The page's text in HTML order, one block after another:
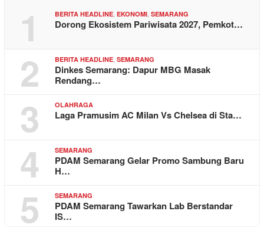
1 BERITA HEADLINE EKONOMI SEMARANG
Dorong Ekosistem Pariwisata 2027, Pemkot…
2 BERITA HEADLINE SEMARANG
Dinkes Semarang: Dapur MBG Masak
Rendang…
3 OLAHRAGA
Laga Pramusim AC Milan Vs Chelsea di Sta…
4 SEMARANG
PDAM Semarang Gelar Promo Sambung Baru
H…
5 SEMARANG
PDAM Semarang Tawarkan Lab Berstandar
IS…